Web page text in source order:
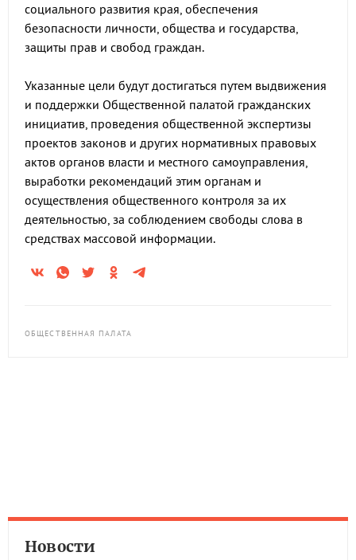
социального развития края, обеспечения
безопасности личности, общества и государства,
защиты прав и свобод граждан.
Указанные цели будут достигаться путем выдвижения
и поддержки Общественной палатой гражданских
инициатив, проведения общественной экспертизы
проектов законов и других нормативных правовых
актов органов власти и местного самоуправления,
выработки рекомендаций этим органам и
осуществления общественного контроля за их
деятельностью, за соблюдением свободы слова в
средствах массовой информации.
ОБЩЕСТВЕННАЯ ПАЛАТА
Новости